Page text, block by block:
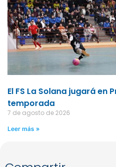
El FS La Solana jugará en
temporada
7 de agosto de 2026
Leer más »